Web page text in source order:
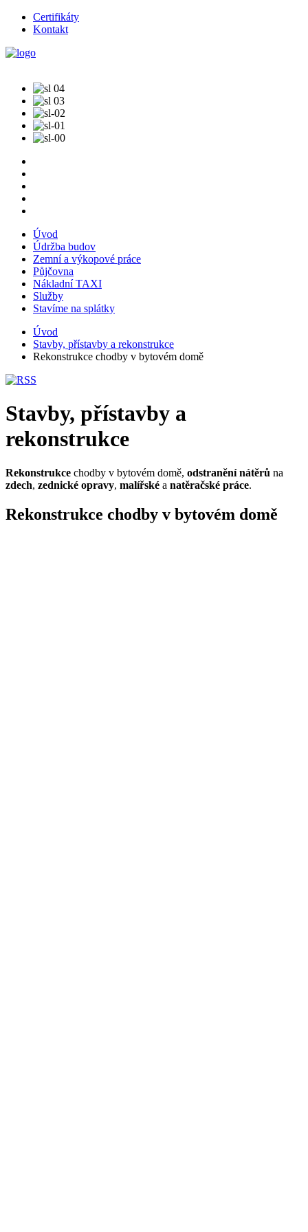
Certifikáty
Kontakt
Úvod
Údržba budov
Zemní a výkopové práce
Půjčovna
Nákladní TAXI
Služby
Stavíme na splátky
Úvod
Stavby, přístavby a rekonstrukce
Rekonstrukce chodby v bytovém domě
Stavby, přístavby a
rekonstrukce
Rekonstrukce chodby v bytovém domě, odstranění nátěrů na
zdech, zednické opravy, malířské a natěračské práce.
Rekonstrukce chodby v bytovém domě